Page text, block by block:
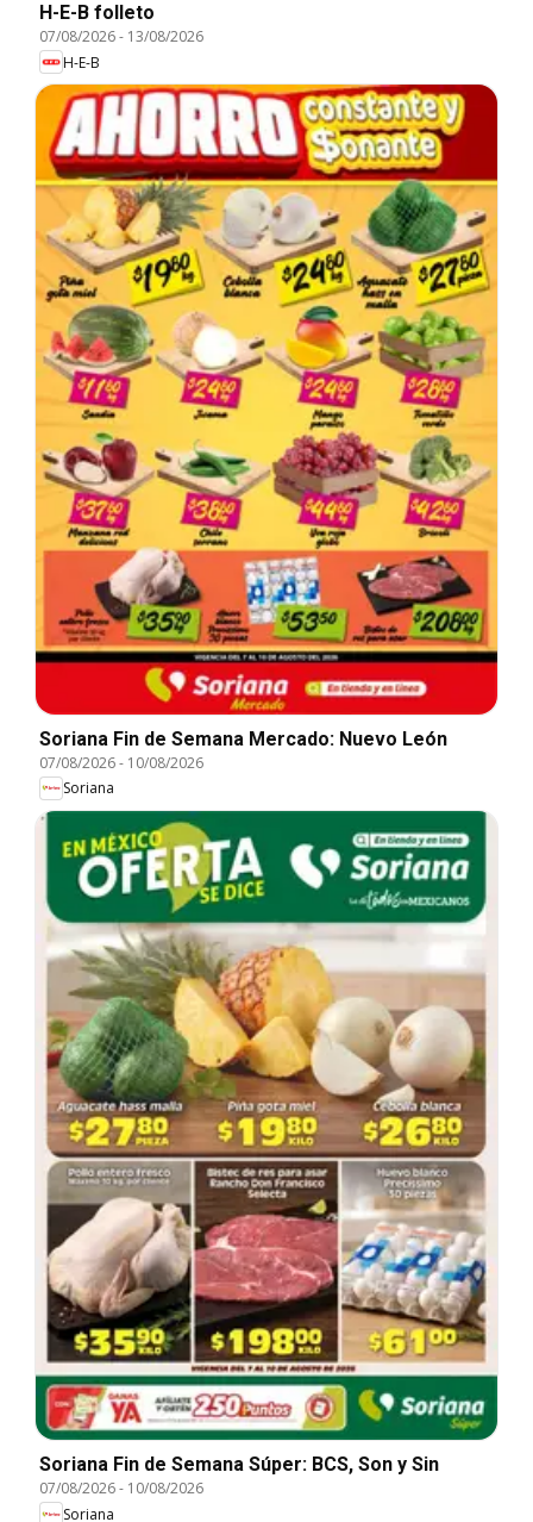
H-E-B folleto
07/08/2026- 13/08/2026
H-E-B
Soriana Fin de Semana Mercado: Nuevo León
07/08/2026- 10/08/2026
Soriana
Soriana Fin de Semana Súper: BCS, Son y Sin
07/08/2026- 10/08/2026
Soriana